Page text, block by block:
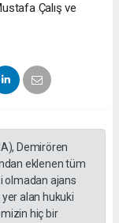
Çalış ve
Demirören
eklenen tüm
olmadan ajans
alan hukuki
hiç bir